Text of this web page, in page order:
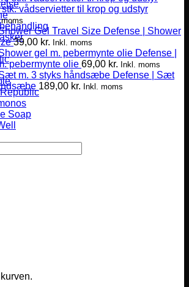
Soap
vådservietter til krop og udstyr
Defense | Shower
39,00 kr. Inkl. moms
Defense |
pebermynte olie 69,00 kr. Inkl. moms
Defense | Sæt
189,00 kr. Inkl. moms